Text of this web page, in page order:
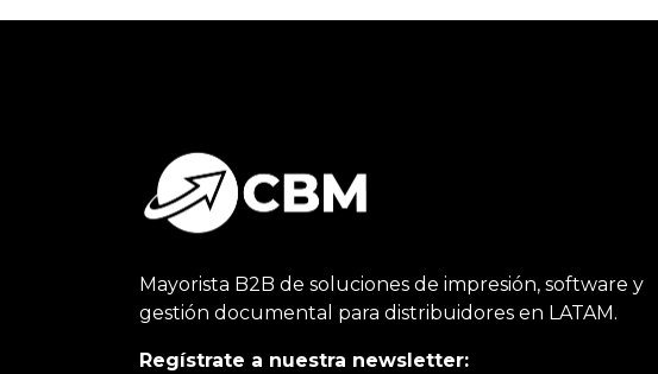
Mayorista B2B de soluciones de impresión, software y
gestión documental para distribuidores en LATAM.
Regístrate a nuestra newsletter: